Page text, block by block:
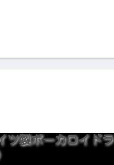
ツ製ボーカロイド